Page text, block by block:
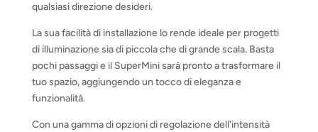
qualsiasi direzione desideri.
La sua facilità di installazione lo rende ideale per progetti
di illuminazione sia di piccola che di grande scala. Basta
pochi passaggi e il SuperMini sarà pronto a trasformare il
tuo spazio, aggiungendo un tocco di eleganza e
funzionalità.
Con una gamma di opzioni di regolazione dell'intensità